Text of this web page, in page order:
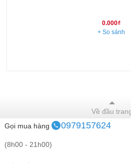
0.000₫
+ So sánh
Về đầu
Gọi mua hàng
0979157624
(8h00 - 21h00)